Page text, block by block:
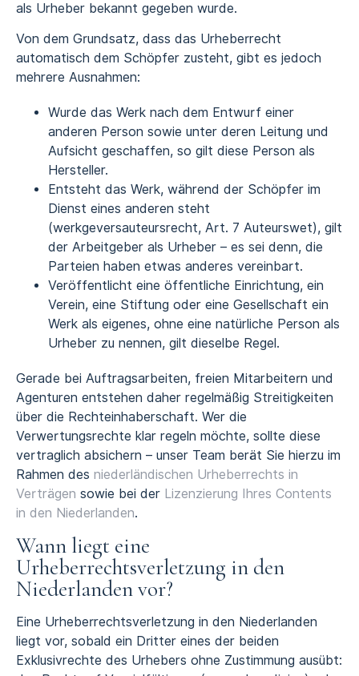
als Urheber bekannt gegeben wurde.
Von dem Grundsatz, dass das Urheberrecht
automatisch dem Schöpfer zusteht, gibt es jedoch
mehrere Ausnahmen:
Wurde das Werk nach dem Entwurf einer
anderen Person sowie unter deren Leitung und
Aufsicht geschaffen, so gilt diese Person als
Hersteller.
Entsteht das Werk, während der Schöpfer im
Dienst eines anderen steht
(werkgeversauteursrecht, Art. 7 Auteurswet), gilt
der Arbeitgeber als Urheber – es sei denn, die
Parteien haben etwas anderes vereinbart.
Veröffentlicht eine öffentliche Einrichtung, ein
Verein, eine Stiftung oder eine Gesellschaft ein
Werk als eigenes, ohne eine natürliche Person als
Urheber zu nennen, gilt dieselbe Regel.
Gerade bei Auftragsarbeiten, freien Mitarbeitern und
Agenturen entstehen daher regelmäßig Streitigkeiten
über die Rechteinhaberschaft. Wer die
Verwertungsrechte klar regeln möchte, sollte diese
vertraglich absichern – unser Team berät Sie hierzu im
Rahmen des niederländischen Urheberrechts in
Verträgen sowie bei der Lizenzierung Ihres Contents
in den Niederlanden.
Wann liegt eine
Urheberrechtsverletzung in den
Niederlanden vor?
Eine Urheberrechtsverletzung in den Niederlanden
liegt vor, sobald ein Dritter eines der beiden
Exklusivrechte des Urhebers ohne Zustimmung ausübt: